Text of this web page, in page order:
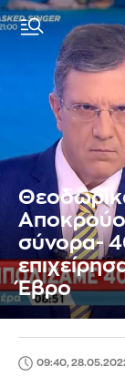
σύνορα-
Έβρο
09:40,